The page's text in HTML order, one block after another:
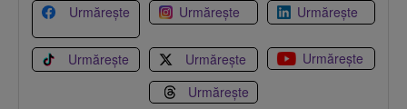
Urmărește Urmărește Urmărește
Urmărește Urmărește
Urmărește
Urmărește